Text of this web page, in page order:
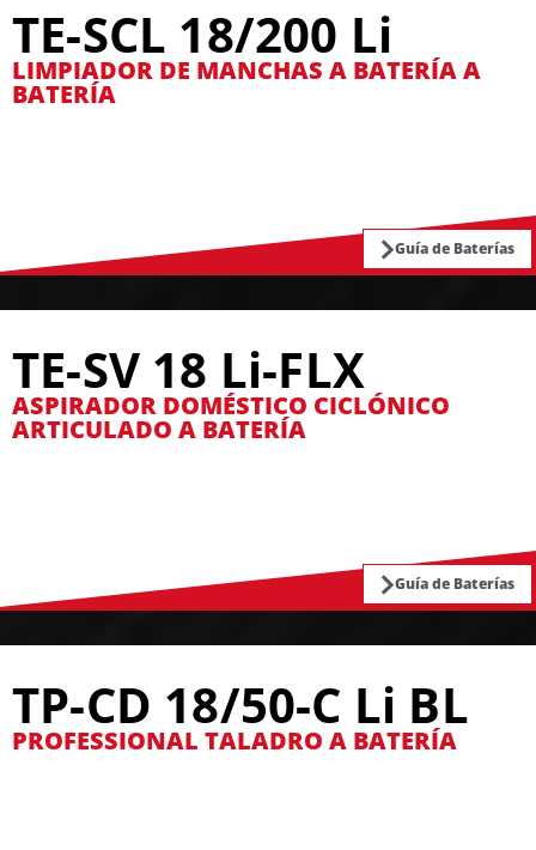
TE-SCL 18/200 Li
LIMPIADOR DE MANCHAS A BATERÍA A
BATERÍA
Guía de Baterías
TE-SV 18 Li-FLX
ASPIRADOR DOMÉSTICO CICLÓNICO
ARTICULADO A BATERÍA
Guía de Baterías
TP-CD 18/50-C Li BL
PROFESSIONAL TALADRO A BATERÍA